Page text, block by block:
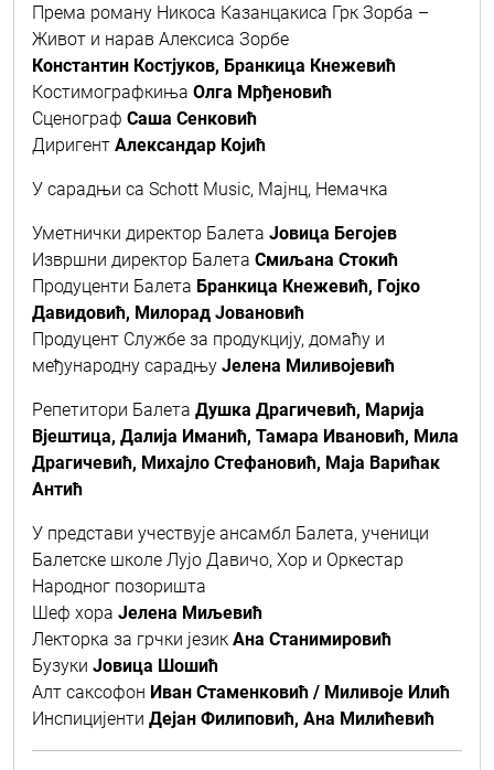
Према роману Никоса Казанцакиса Грк Зорба –
Живот и нарав Алексиса Зорбе
Константин Костјуков, Бранкица Кнежевић
Костимографкиња Олга Мрђеновић
Сценограф Саша Сенковић
Диригент Александар Којић
У сарадњи са Schott Music, Maјнц, Немачка
Уметнички директор Балета Јовица Бегојев
Извршни директор Балета Смиљана Стокић
Продуценти Балета Бранкица Кнежевић, Гојко
Давидовић, Милорад Јовановић
Продуцент Службе за продукцију, домаћу и
међународну сарадњу Јелена Миливојевић
Репетитори Балета Душка Драгичевић, Марија
Вјештица, Далија Иманић, Тамара Ивановић, Мила
Драгичевић, Михајло Стефановић, Маја Варићак
Антић
У представи учествује ансамбл Балета, ученици
Балетске школе Лујо Давичо, Хор и Оркестар
Народног позоришта
Шеф хора Јелена Миљевић
Лекторка за грчки језик Ана Станимировић
Бузуки Јовица Шошић
Алт саксофон Иван Стаменковић / Миливоје Илић
Инспицијенти Дејан Филиповић, Ана Милићевић